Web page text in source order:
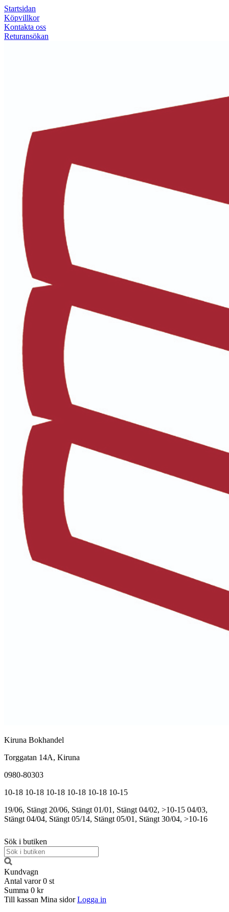
Startsidan
Köpvillkor
Kontakta oss
Returansökan
Kiruna Bokhandel
Torggatan 14A, Kiruna
0980-80303
10-18 10-18 10-18 10-18 10-18 10-15
19/06, Stängt 20/06, Stängt 01/01, Stängt 04/02, >10-15 04/03,
Stängt 04/04, Stängt 05/14, Stängt 05/01, Stängt 30/04, >10-16
Sök i butiken
Kundvagn
Antal varor 0 st
Summa 0 kr
Till kassan Mina sidor Logga in